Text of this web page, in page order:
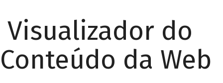
Visualizador do
Conteúdo da Web